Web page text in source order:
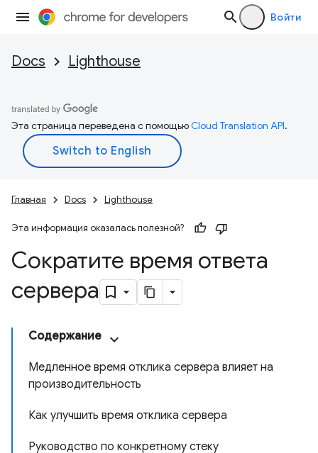
Войти
Docs Lighthouse
Эта страница переведена с помощьюCloud Translation API.
Главная Docs Lighthouse
Эта информация оказалась полезной?
Сократите время ответа
сервера
Содержание
Медленное время отклика сервера влияет на
производительность
Как улучшить время отклика сервера
Руководство по конкретному стеку